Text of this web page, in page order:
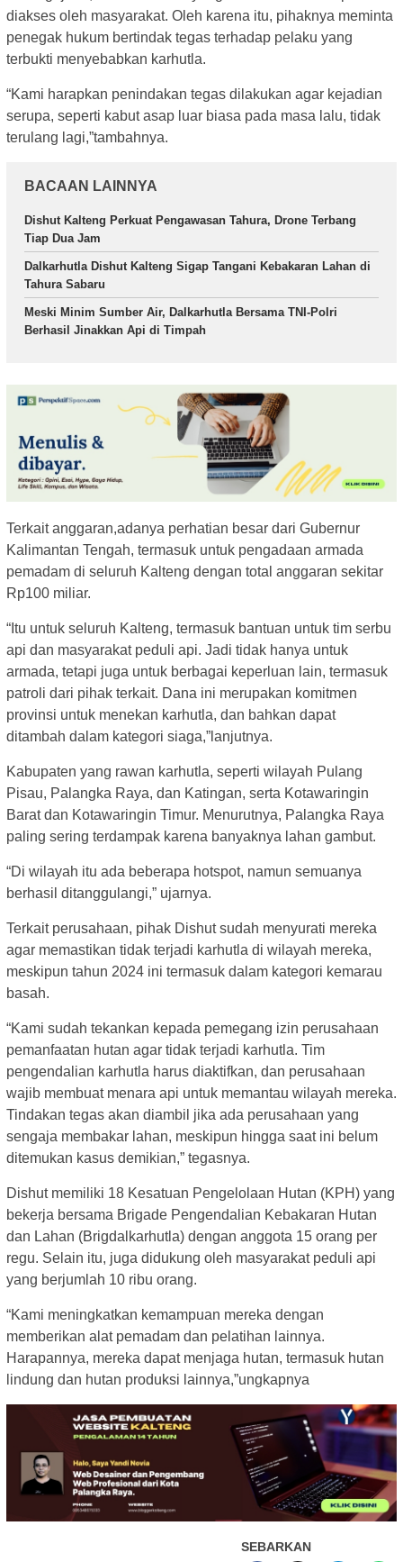
diakses oleh masyarakat. Oleh karena itu, pihaknya meminta
penegak hukum bertindak tegas terhadap pelaku yang
terbukti menyebabkan karhutla.
“Kami harapkan penindakan tegas dilakukan agar kejadian
serupa, seperti kabut asap luar biasa pada masa lalu, tidak
terulang lagi,”tambahnya.
BACAAN LAINNYA
Dishut Kalteng Perkuat Pengawasan Tahura, Drone Terbang
Tiap Dua Jam
Dalkarhutla Dishut Kalteng Sigap Tangani Kebakaran Lahan di
Tahura Sabaru
Meski Minim Sumber Air, Dalkarhutla Bersama TNI-Polri
Berhasil Jinakkan Api di Timpah
Terkait anggaran,adanya perhatian besar dari Gubernur
Kalimantan Tengah, termasuk untuk pengadaan armada
pemadam di seluruh Kalteng dengan total anggaran sekitar
Rp100 miliar.
“Itu untuk seluruh Kalteng, termasuk bantuan untuk tim serbu
api dan masyarakat peduli api. Jadi tidak hanya untuk
armada, tetapi juga untuk berbagai keperluan lain, termasuk
patroli dari pihak terkait. Dana ini merupakan komitmen
provinsi untuk menekan karhutla, dan bahkan dapat
ditambah dalam kategori siaga,”lanjutnya.
Kabupaten yang rawan karhutla, seperti wilayah Pulang
Pisau, Palangka Raya, dan Katingan, serta Kotawaringin
Barat dan Kotawaringin Timur. Menurutnya, Palangka Raya
paling sering terdampak karena banyaknya lahan gambut.
“Di wilayah itu ada beberapa hotspot, namun semuanya
berhasil ditanggulangi,” ujarnya.
Terkait perusahaan, pihak Dishut sudah menyurati mereka
agar memastikan tidak terjadi karhutla di wilayah mereka,
meskipun tahun 2024 ini termasuk dalam kategori kemarau
basah.
“Kami sudah tekankan kepada pemegang izin perusahaan
pemanfaatan hutan agar tidak terjadi karhutla. Tim
pengendalian karhutla harus diaktifkan, dan perusahaan
wajib membuat menara api untuk memantau wilayah mereka.
Tindakan tegas akan diambil jika ada perusahaan yang
sengaja membakar lahan, meskipun hingga saat ini belum
ditemukan kasus demikian,” tegasnya.
Dishut memiliki 18 Kesatuan Pengelolaan Hutan (KPH) yang
bekerja bersama Brigade Pengendalian Kebakaran Hutan
dan Lahan (Brigdalkarhutla) dengan anggota 15 orang per
regu. Selain itu, juga didukung oleh masyarakat peduli api
yang berjumlah 10 ribu orang.
“Kami meningkatkan kemampuan mereka dengan
memberikan alat pemadam dan pelatihan lainnya.
Harapannya, mereka dapat menjaga hutan, termasuk hutan
lindung dan hutan produksi lainnya,”ungkapnya
SEBARKAN